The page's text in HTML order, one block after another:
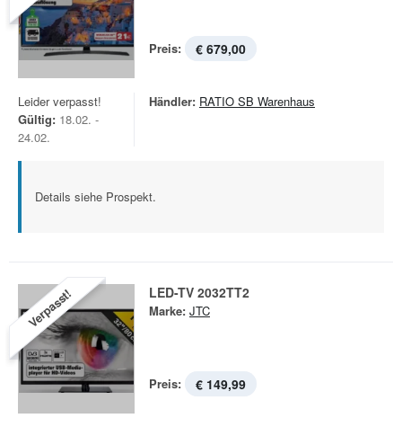
Preis: € 679,00
Leider verpasst!
Gültig: 18.02. -
24.02.
Händler: RATIO SB Warenhaus
Details siehe Prospekt.
Verpasst! LED-TV 2032TT2
Marke: JTC
Preis: € 149,99